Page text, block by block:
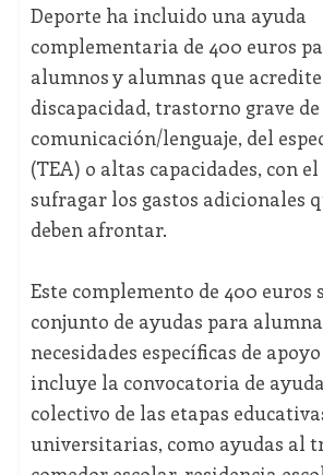
Deporte ha incluido una ayuda
complementaria de 400 euros
alumnos y alumnas que
discapacidad, trastorno grave
comunicación/lenguaje, del
(TEA) o altas capacidades, con
sufragar los gastos adicionales
deben afrontar.
Este complemento de 400 euros
conjunto de ayudas para
necesidades específicas de
incluye la convocatoria de
colectivo de las etapas
universitarias, como ayudas al